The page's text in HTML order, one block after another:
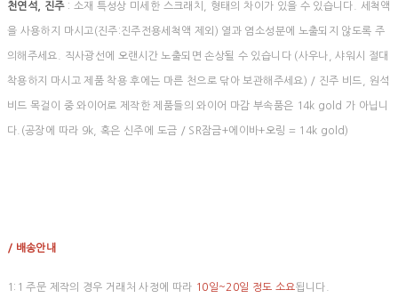
천연석, 진주: 소재 특성상 미세한 스크래치, 형태의 차이가 있을 수 있습니다. 세척액
을 사용하지 마시고(진주:진주전용세척액 제외) 열과 염소성분에 노출되지 않도록 주
의해주세요. 직사광선에 오랜시간 노출되면 손상될 수 있습니다 (사우나, 샤워시 절대
착용하지 마시고 제품 착용 후에는 마른 천으로 닦아 보관해주세요) / 진주 비드, 원석
비드 목걸이 중 와이어로 제작한 제품들의 와이어 마감 부속품은 14k gold 가 아닙니
다.(공장에 따라 9k, 혹은 신주에 도금 / SR잠금+에이바+오링 = 14k gold)
/ 배송안내
1:1 주문 제작의 경우 거래처 사정에 따라 10일~20일 정도 소요됩니다.